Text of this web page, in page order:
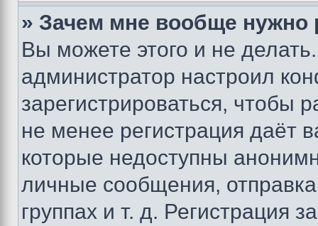
» Зачем мне вообще нужно
Вы можете этого и не
администратор настроил
зарегистрироваться, чтобы
не менее регистрация даёт
которые недоступны
личные сообщения,
группах и т. д. Регистрация